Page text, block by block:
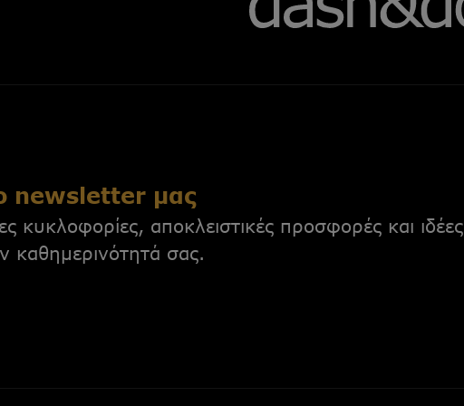
newsletter μας
κυκλοφορίες, αποκλειστικές προσφορές και ιδέες
καθημερινότητά σας.